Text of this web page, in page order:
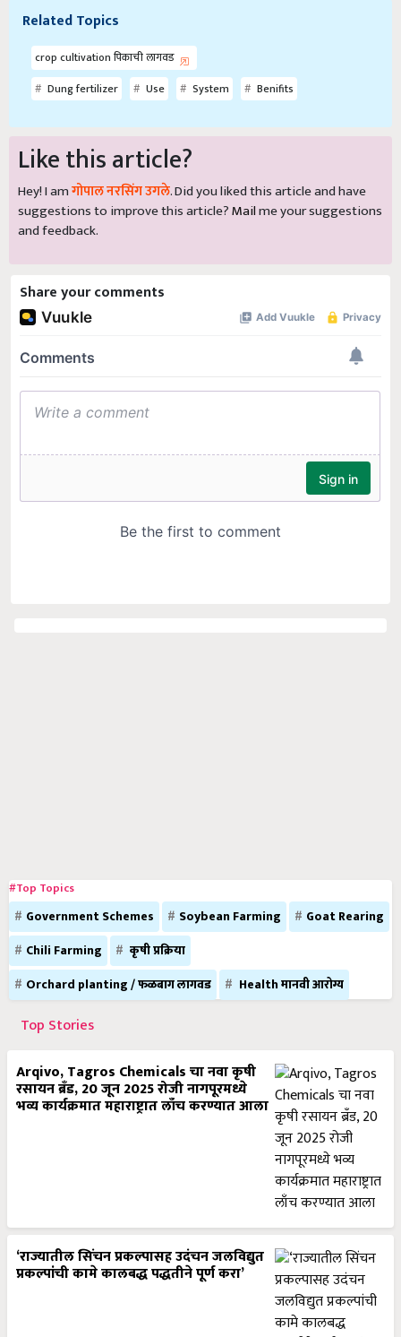
Related Topics
crop cultivation पिकाची लागवड
Dung fertilizer
Use System Benifits
Like this article?
Hey! I amगोपाल नरसिंग उगले. Did you liked this article and have
suggestions to improve this article?Mailme your suggestions
and feedback.
Share your comments
#Top Topics
Government Schemes Soybean Farming
Goat Rearing
Chili Farming
कृषी प्रक्रिया
Orchard planting / फळबाग लागवड
Health मानवी आरोग्य
Top Stories
Arqivo, Tagros Chemicals चा नवा कृषी
रसायन ब्रँड, 20 जून 2025 रोजी नागपूरमध्ये
भव्य कार्यक्रमात महाराष्ट्रात लाँच करण्यात आला
‘राज्यातील सिंचन प्रकल्पासह उदंचन जलविद्युत
प्रकल्पांची कामे कालबद्ध पद्धतीने पूर्ण करा’